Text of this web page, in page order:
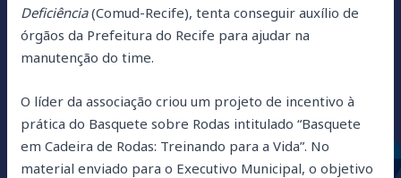
Deficiência(Comud-Recife), tenta conseguir auxílio de
órgãos da Prefeitura do Recife para ajudar na
manutenção do time.
O líder da associação criou um projeto de incentivo à
prática do Basquete sobre Rodas intitulado “Basquete
em Cadeira de Rodas: Treinando para a Vida”. No
material enviado para o Executivo Municipal, o objetivo